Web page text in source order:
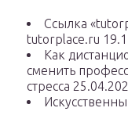
Ссылка
tutorplace.ru
Как
сменить
стресса